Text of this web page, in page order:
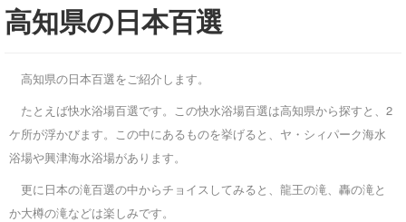
高知県の日本百選
高知県の日本百選をご紹介します。
たとえば快水浴場百選です。この快水浴場百選は高知県から探すと、2
ケ所が浮かびます。この中にあるものを挙げると、ヤ・シィパーク海水
浴場や興津海水浴場があります。
更に日本の滝百選の中からチョイスしてみると、龍王の滝、轟の滝と
か大樽の滝などは楽しみです。